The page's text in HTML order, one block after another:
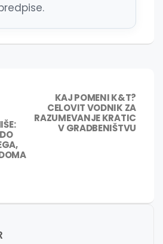
KAJ POMENI K&T?
CELOVIT VODNIK ZA
RAZUMEVANJE KRATIC
V GRADBENIŠTVU